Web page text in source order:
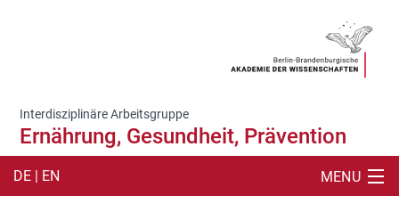
Interdisziplinäre Arbeitsgruppe
Ernährung, Gesundheit, Prävention
MENU
DE | EN